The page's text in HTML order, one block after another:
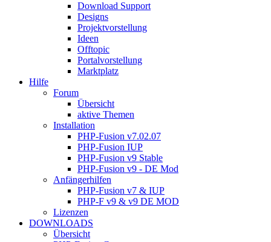
Download Support
Designs
Projektvorstellung
Ideen
Offtopic
Portalvorstellung
Marktplatz
Hilfe
Forum
Übersicht
aktive Themen
Installation
PHP-Fusion v7.02.07
PHP-Fusion IUP
PHP-Fusion v9 Stable
PHP-Fusion v9 - DE Mod
Anfängerhilfen
PHP-Fusion v7 & IUP
PHP-F v9 & v9 DE MOD
Lizenzen
DOWNLOADS
Übersicht